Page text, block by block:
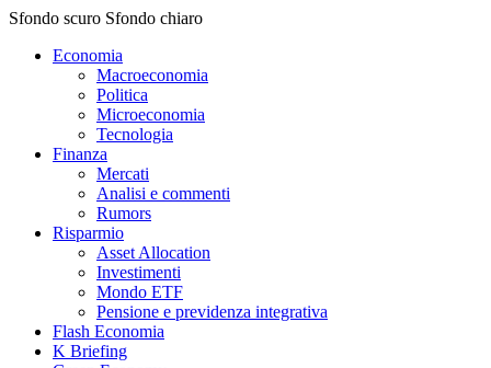
Sfondo scuro Sfondo chiaro
Economia
Macroeconomia
Politica
Microeconomia
Tecnologia
Finanza
Mercati
Analisi e commenti
Rumors
Risparmio
Asset Allocation
Investimenti
Mondo ETF
Pensione e previdenza integrativa
Flash Economia
K Briefing